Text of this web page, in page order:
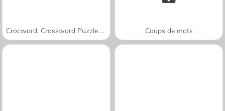
Crocword: Crossword Puzzle Game Coups de mots